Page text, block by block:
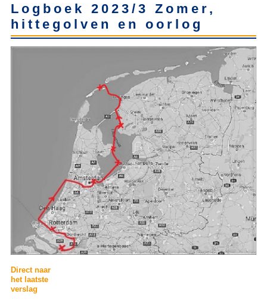
Logboek 2023/3 Zomer,
hittegolven en oorlog
Direct naar
het laatste
verslag